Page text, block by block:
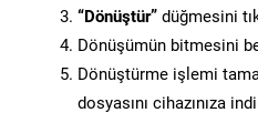
“Dönüştür” düğmesini
Dönüşümün bitmesini
Dönüştürme işlemi
dosyasını cihazınıza